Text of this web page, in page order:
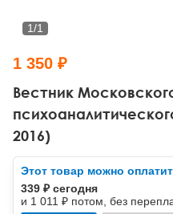
Другие направления
Классический,
НЛП
Социальная психология
Классический и
Вестник
2016)
1/1
1 350 ₽
Этот товар можно
339 ₽ сегодня
и 1 011 ₽ потом, без